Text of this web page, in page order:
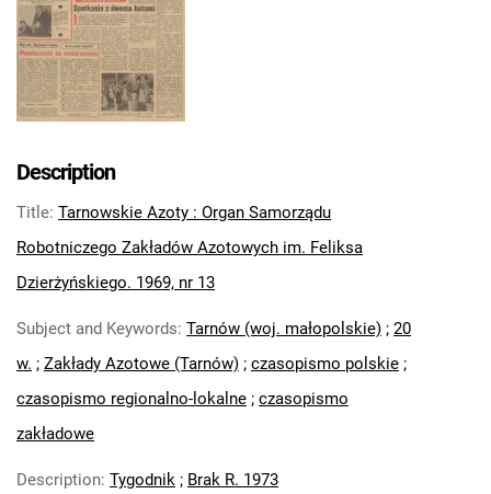
Feliksa Dzierżyńskiego. 1969
Tarnowskie Azoty : Organ Samorządu
Robotniczego Zakładów Azotowych im.
Feliksa Dzierżyńskiego. 1969, nr 1
Tarnowskie Azoty : Organ Samorządu
Robotniczego Zakładów Azotowych im.
Feliksa Dzierżyńskiego. 1969, nr 3-4
Robotniczego Zakładów Azotowych im.
Feliksa Dzierżyńskiego. 1969, nr 5
Tarnowskie Azoty : Organ Samorządu
Tarnowskie Azoty : Organ Samorządu
Description
Title: Tarnowskie Azoty : Organ Samorządu
Robotniczego Zakładów Azotowych im. Feliksa
Dzierżyńskiego. 1969, nr 13
Subject and Keywords: Tarnów (woj. małopolskie) ; 20
w. ; Zakłady Azotowe (Tarnów) ; czasopismo polskie ;
czasopismo regionalno-lokalne ; czasopismo
zakładowe
Description: Tygodnik ; Brak R. 1973